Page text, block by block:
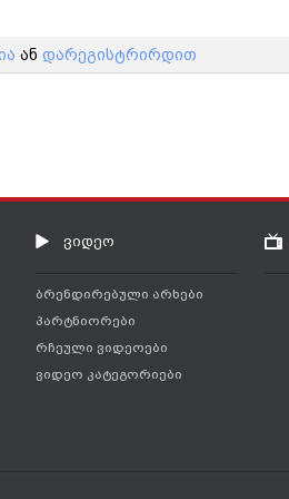
ან დარეგისტრირდით
ვიდეო
ბრენდირებული არხები
პარტნიორები
რჩეული ვიდეოები
ვიდეო კატეგორიები